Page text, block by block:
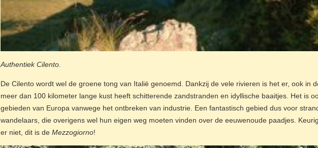
Authentiek Cilento.
De Cilento wordt wel de groene tong van Italië genoemd. Dankzij de vele rivieren is het er, ook in
meer dan 100 kilometer lange kust heeft schitterende zandstranden en idyllische baaitjes. Het is
gebieden van Europa vanwege het ontbreken van industrie. Een fantastisch gebied dus voor
wandelaars, die overigens wel hun eigen weg moeten vinden over de eeuwenoude paadjes.
er niet, dit is de Mezzogiorno!